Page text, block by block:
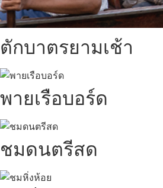
ตักบาตรยามเช้า
พายเรือบอร์ด
ชมดนตรีสด